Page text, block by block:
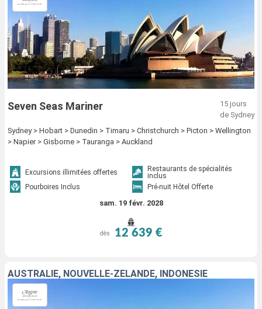
Seven Seas Mariner
15 jours
de Sydney
Sydney > Hobart > Dunedin > Timaru > Christchurch > Picton > Wellington
> Napier > Gisborne > Tauranga > Auckland
Excursions illimitées offertes
Restaurants de spécialités
inclus
Pourboires Inclus
Pré-nuit Hôtel Offerte
sam. 19 févr. 2028
dès 12 639 €
AUSTRALIE, NOUVELLE-ZÉLANDE, INDONÉSIE